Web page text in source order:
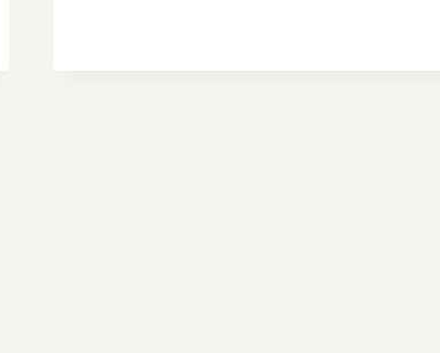
IST